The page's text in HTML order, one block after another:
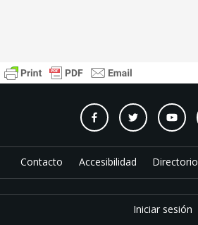
Contacto Accesibilidad Directorio
Iniciar sesión